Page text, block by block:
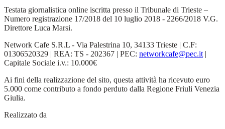
Testata giornalistica online iscritta presso il Tribunale di Trieste –
Numero registrazione 17/2018 del 10 luglio 2018 - 2266/2018 V.G.
Direttore Luca Marsi.
Network Cafe S.R.L - Via Palestrina 10, 34133 Trieste | C.F:
01306520329 | REA: TS - 202367 | PEC: networkcafe@pec.it |
Capitale Sociale i.v.: 10.000€
Ai fini della realizzazione del sito, questa attività ha ricevuto euro
5.000 come contributo a fondo perduto dalla Regione Friuli Venezia
Giulia.
Realizzato da